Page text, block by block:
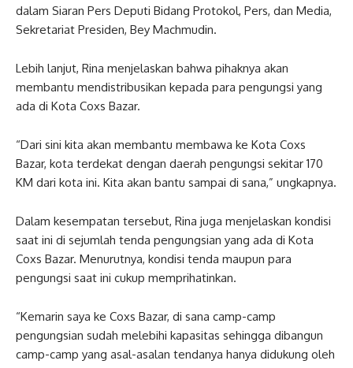
dalam Siaran Pers Deputi Bidang Protokol, Pers, dan Media,
Sekretariat Presiden, Bey Machmudin.
Lebih lanjut, Rina menjelaskan bahwa pihaknya akan
membantu mendistribusikan kepada para pengungsi yang
ada di Kota Coxs Bazar.
“Dari sini kita akan membantu membawa ke Kota Coxs
Bazar, kota terdekat dengan daerah pengungsi sekitar 170
KM dari kota ini. Kita akan bantu sampai di sana,” ungkapnya.
Dalam kesempatan tersebut, Rina juga menjelaskan kondisi
saat ini di sejumlah tenda pengungsian yang ada di Kota
Coxs Bazar. Menurutnya, kondisi tenda maupun para
pengungsi saat ini cukup memprihatinkan.
“Kemarin saya ke Coxs Bazar, di sana camp-camp
pengungsian sudah melebihi kapasitas sehingga dibangun
camp-camp yang asal-asalan tendanya hanya didukung oleh